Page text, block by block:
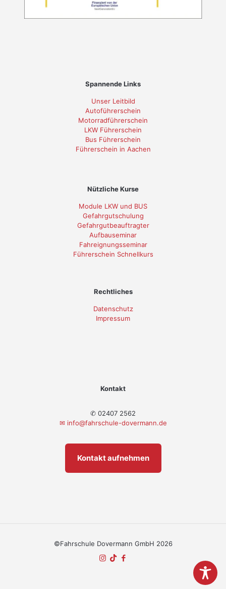
Spannende Links
Unser Leitbild
Autoführerschein
Motorradführerschein
LKW Führerschein
Bus Führerschein
Führerschein in Aachen
Nützliche Kurse
Module LKW und BUS
Gefahrgutschulung
Gefahrgutbeauftragter
Aufbauseminar
Fahreignungsseminar
Führerschein Schnellkurs
Rechtliches
Datenschutz
Impressum
Kontakt
✆ 02407 2562
✉ info@fahrschule-dovermann.de
Kontakt aufnehmen
©Fahrschule Dovermann GmbH 2026